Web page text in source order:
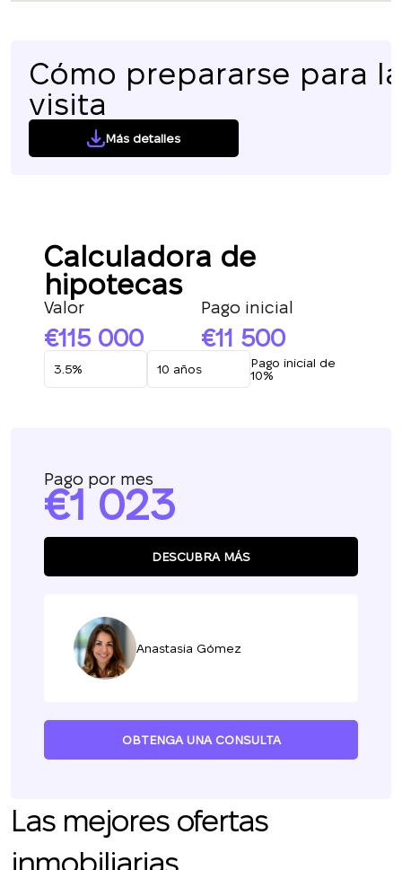
Cómo prepararse para la
visita
Más detalles
Calculadora de
hipotecas
Valor
115 000
Pago inicial
11 500
Pago inicial de
10%
Pago por mes
1 023
DESCUBRA MÁS
Anastasia Gómez
OBTENGA UNA CONSULTA
Las mejores ofertas
inmobiliarias